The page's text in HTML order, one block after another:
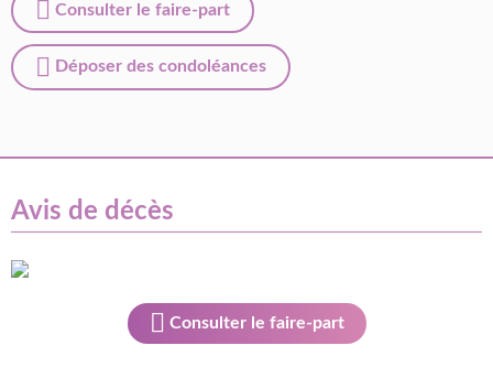
Consulter le faire-part
Déposer des condoléances
Avis de décès
Consulter le faire-part